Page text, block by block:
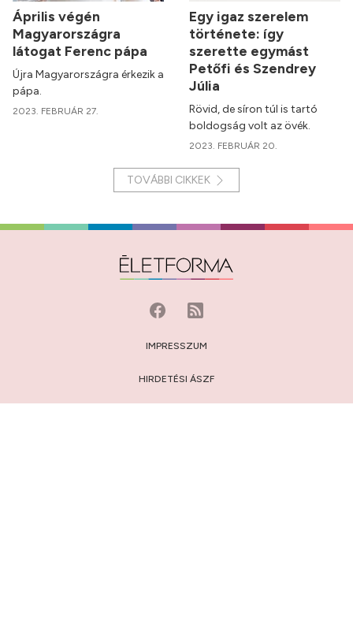
Április végén
Magyarországra
látogat Ferenc pápa
Újra Magyarországra érkezik a
pápa.
2023. FEBRUÁR 27.
Egy igaz szerelem
története: így
szerette egymást
Petőfi és Szendrey
Júlia
Rövid, de síron túl is tartó
boldogság volt az övék.
2023. FEBRUÁR 20.
TOVÁBBI CIKKEK
IMPRESSZUM
HIRDETÉSI ÁSZF